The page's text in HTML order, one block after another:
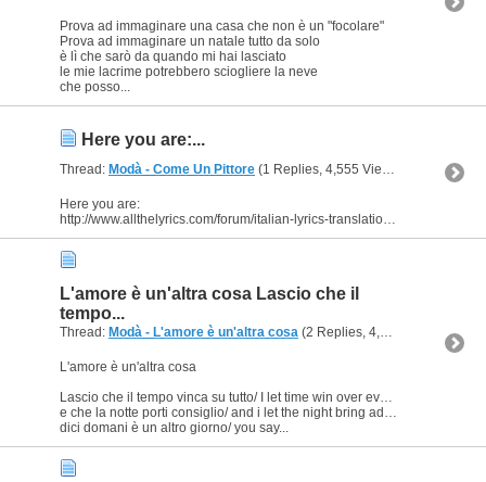
Prova ad immaginare una casa che non è un "focolare"
Prova ad immaginare un natale tutto da solo
è lì che sarò da quando mi hai lasciato
le mie lacrime potrebbero sciogliere la neve
che posso...
Here you are:...
Thread: Modà - Come Un Pittore (1 Replies, 4,555 Views) by Ligeia
Here you are:
http://www.allthelyrics.com/forum/italian-lyrics-translation/127807-mod-come-un-pittore.html
L'amore è un'altra cosa Lascio che il
tempo...
Thread: Modà - L'amore è un'altra cosa (2 Replies, 4,292 Views) by
L'amore è un'altra cosa
Lascio che il tempo vinca su tutto/ I let time win over everything
e che la notte porti consiglio/ and i let the night bring advice
dici domani è un altro giorno/ you say...